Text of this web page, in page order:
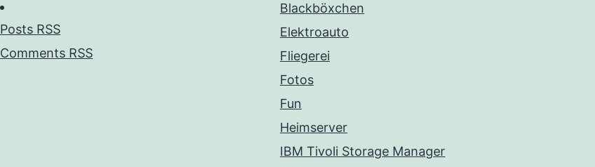
Posts RSS
Comments RSS
Blackböxchen
Elektroauto
Fliegerei
Fotos
Fun
Heimserver
IBM Tivoli Storage Manager